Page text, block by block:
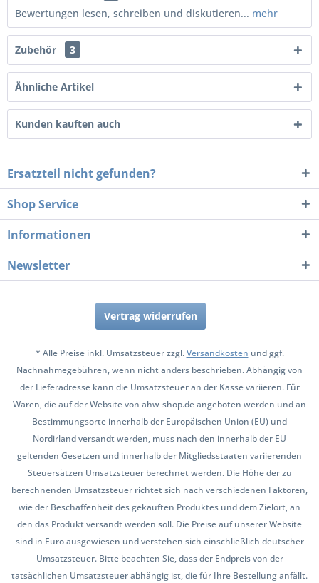
Bewertungen lesen, schreiben und diskutieren... mehr
Zubehör 3
Ähnliche Artikel
Kunden kauften auch
Ersatzteil nicht gefunden?
Shop Service
Informationen
Newsletter
Vertrag widerrufen
* Alle Preise inkl. Umsatzsteuer zzgl.Versandkosten und ggf.
Nachnahmegebühren, wenn nicht anders beschrieben. Abhängig von
der Lieferadresse kann die Umsatzsteuer an der Kasse variieren. Für
Waren, die auf der Website von ahw-shop.de angeboten werden und an
Bestimmungsorte innerhalb der Europäischen Union (EU) und
Nordirland versandt werden, muss nach den innerhalb der EU
geltenden Gesetzen und innerhalb der Mitgliedsstaaten variierenden
Steuersätzen Umsatzsteuer berechnet werden. Die Höhe der zu
berechnenden Umsatzsteuer richtet sich nach verschiedenen Faktoren,
wie der Beschaffenheit des gekauften Produktes und dem Zielort, an
den das Produkt versandt werden soll. Die Preise auf unserer Website
sind in Euro ausgewiesen und verstehen sich einschließlich deutscher
Umsatzsteuer. Bitte beachten Sie, dass der Endpreis von der
tatsächlichen Umsatzsteuer abhängig ist, die für Ihre Bestellung anfällt.